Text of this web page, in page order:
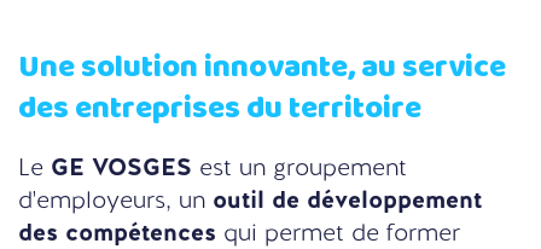
Une solution innovante, au service
des entreprises du territoire
Le GE VOSGES est un groupement
d'employeurs, un outil de développement
des compétences qui permet de former